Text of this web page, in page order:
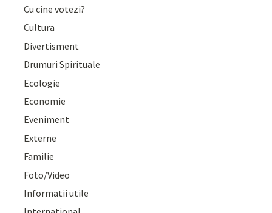
Cu cine votezi?
Cultura
Divertisment
Drumuri Spirituale
Ecologie
Economie
Eveniment
Externe
Familie
Foto/Video
Informatii utile